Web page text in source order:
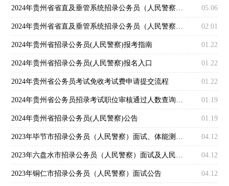
2024年贵州省省直及垂管系统招录公务员（人民警察）面试公告 05.06
2024年贵州省省直及垂管系统招录公务员（人民警察）职位计划减少或取消公告 02.01
2024年贵州省招录公务员(人民警察)报考指南 01.22
2024年贵州省招录公务员(人民警察)报名入口 01.22
2024年贵州省公务员考试免收考试费申请提交流程 01.22
2024年贵州省公务员招录考试职位审核通过人数查询操作步骤 01.19
2024年贵州省招录公务员(人民警察)公告 01.19
2023年毕节市招录公务员（人民警察）面试、体能测评有关事宜公告 04.12
2023年六盘水市招录公务员（人民警察）面试及人民警察类考生体能测评公告 04.12
2023年铜仁市招录公务员（人民警察）面试公告 04.12